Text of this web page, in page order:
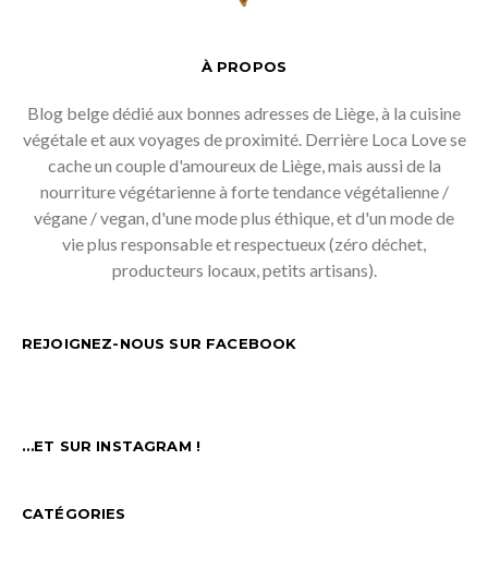
À PROPOS
Blog belge dédié aux bonnes adresses de Liège, à la cuisine
végétale et aux voyages de proximité. Derrière Loca Love se
cache un couple d'amoureux de Liège, mais aussi de la
nourriture végétarienne à forte tendance végétalienne /
végane / vegan, d'une mode plus éthique, et d'un mode de
vie plus responsable et respectueux (zéro déchet,
producteurs locaux, petits artisans).
REJOIGNEZ-NOUS SUR FACEBOOK
…ET SUR INSTAGRAM !
CATÉGORIES